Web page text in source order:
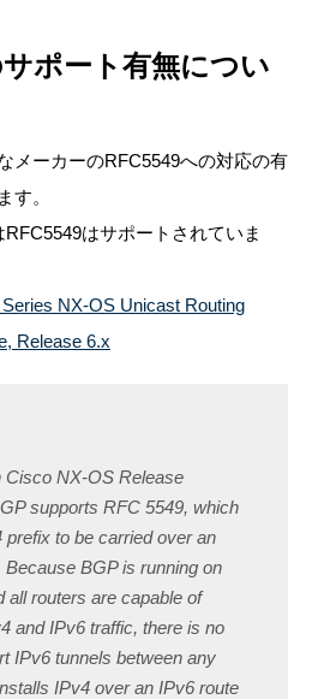
ポート有無につい
メーカーのRFC5549への対応の有
す。
はサポートされていま
NX-OS Unicast Routing
Release 6.x
Cisco NX-OS Release
supports RFC 5549, which
prefix to be carried over an
Because BGP is running on
all routers are capable of
and IPv6 traffic, there is no
IPv6 tunnels between any
IPv4 over an IPv6 route